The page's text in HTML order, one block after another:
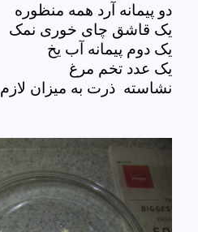
دو پیمانه آرد همه منظوره
یک قاشق چای خوری نمک
یک دوم پیمانه آب یخ
یک عدد تخم مرغ
نشاسته ذرت به میزان لازم